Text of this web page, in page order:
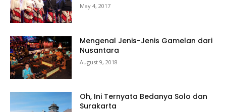
May 4, 2017
Mengenal Jenis-Jenis Gamelan dari
Nusantara
August 9, 2018
Oh, Ini Ternyata Bedanya Solo dan
Surakarta